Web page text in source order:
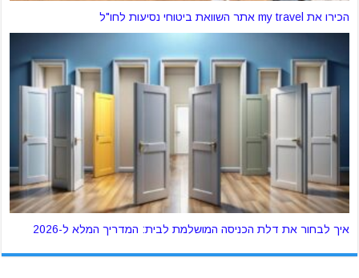
הכירו את my travel אתר השוואת ביטוחי נסיעות לחו"ל
איך לבחור את דלת הכניסה המושלמת לבית: המדריך המלא ל-2026